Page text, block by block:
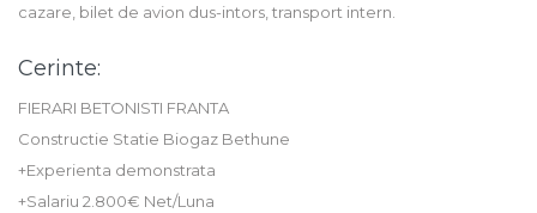
cazare, bilet de avion dus-intors, transport intern.
Cerinte:
FIERARI BETONISTI FRANTA
Constructie Statie Biogaz Bethune
+Experienta demonstrata
+Salariu 2.800€ Net/Luna